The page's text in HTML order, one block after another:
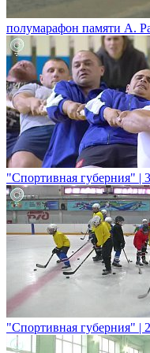
полумарафон памяти А.
"Спортивная губерния" |
"Спортивная губерния" |